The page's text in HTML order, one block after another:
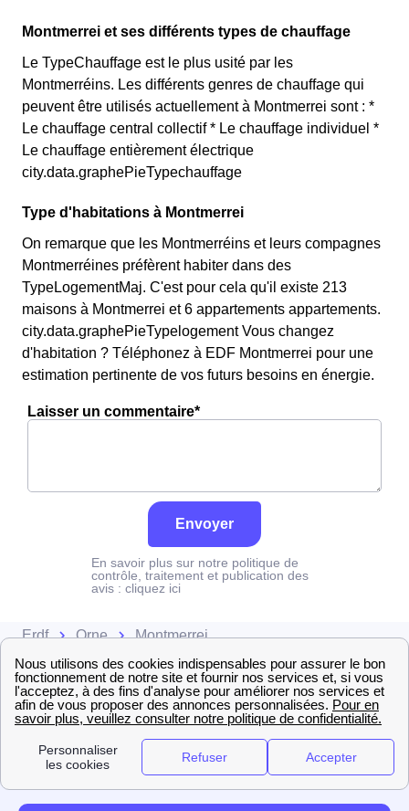
Montmerrei et ses différents types de chauffage
Le TypeChauffage est le plus usité par les
Montmerréins. Les différents genres de chauffage qui
peuvent être utilisés actuellement à Montmerrei sont : *
Le chauffage central collectif * Le chauffage individuel *
Le chauffage entièrement électrique
city.data.graphePieTypechauffage
Type d'habitations à Montmerrei
On remarque que les Montmerréins et leurs compagnes
Montmerréines préfèrent habiter dans des
TypeLogementMaj. C'est pour cela qu'il existe 213
maisons à Montmerrei et 6 appartements appartements.
city.data.graphePieTypelogement Vous changez
d'habitation ? Téléphonez à EDF Montmerrei pour une
estimation pertinente de vos futurs besoins en énergie.
Laisser un commentaire*
Envoyer
En savoir plus sur notre politique de
contrôle, traitement et publication des
avis : cliquez ici
Erdf Orne Montmerrei